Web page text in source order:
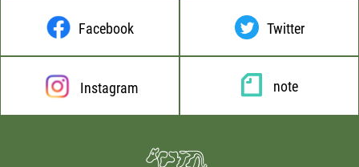
Facebook Twitter
Instagram note